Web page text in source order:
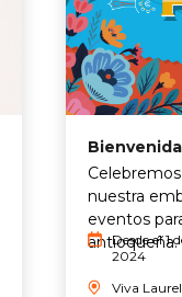
nuestra
eventos
antioqueña.
Desde el 1
2024
Viva